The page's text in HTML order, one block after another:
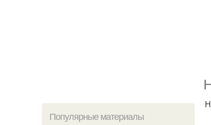
Популярные материалы